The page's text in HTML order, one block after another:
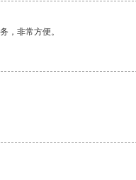
，非常方便。